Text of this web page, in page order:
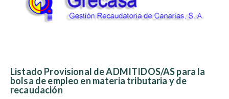
Listado Provisional de ADMITIDOS/AS para la
bolsa de empleo en materia tributaria y de
recaudación